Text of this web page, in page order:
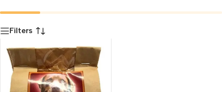
Filters